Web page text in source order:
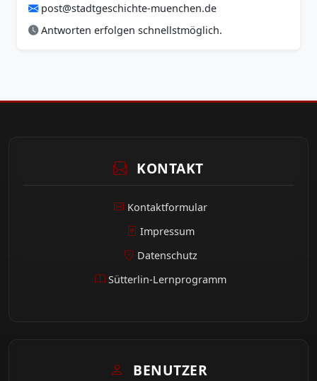
post@stadtgeschichte-muenchen.de
Antworten erfolgen schnellstmöglich.
KONTAKT
Kontaktformular
Impressum
Datenschutz
Sütterlin-Lernprogramm
BENUTZER